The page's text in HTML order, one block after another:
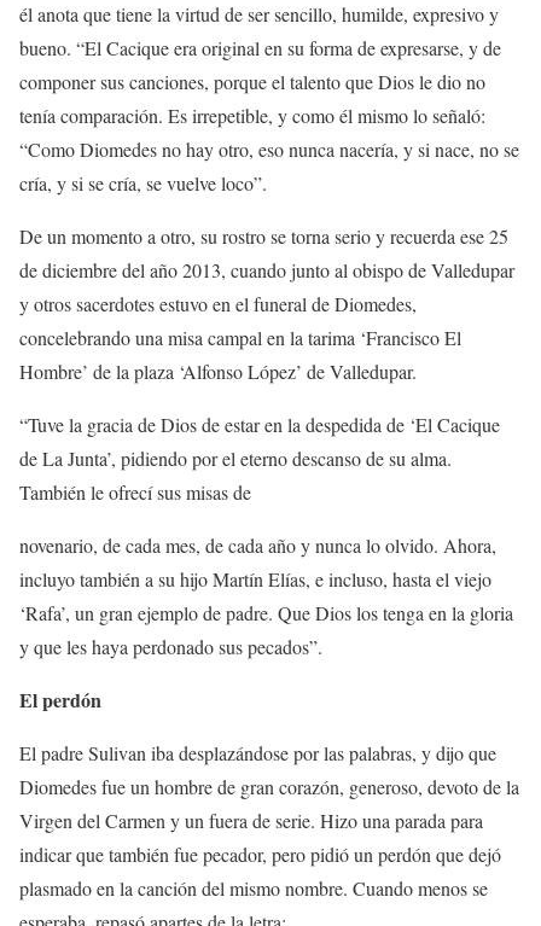
él anota que tiene la virtud de ser sencillo, humilde, expresivo y
bueno. “El Cacique era original en su forma de expresarse, y de
componer sus canciones, porque el talento que Dios le dio no
tenía comparación. Es irrepetible, y como él mismo lo señaló:
“Como Diomedes no hay otro, eso nunca nacería, y si nace, no se
cría, y si se cría, se vuelve loco”.
De un momento a otro, su rostro se torna serio y recuerda ese 25
de diciembre del año 2013, cuando junto al obispo de Valledupar
y otros sacerdotes estuvo en el funeral de Diomedes,
concelebrando una misa campal en la tarima ‘Francisco El
Hombre’ de la plaza ‘Alfonso López’ de Valledupar.
“Tuve la gracia de Dios de estar en la despedida de ‘El Cacique
de La Junta’, pidiendo por el eterno descanso de su alma.
También le ofrecí sus misas de
novenario, de cada mes, de cada año y nunca lo olvido. Ahora,
incluyo también a su hijo Martín Elías, e incluso, hasta el viejo
‘Rafa’, un gran ejemplo de padre. Que Dios los tenga en la gloria
y que les haya perdonado sus pecados”.
El perdón
El padre Sulivan iba desplazándose por las palabras, y dijo que
Diomedes fue un hombre de gran corazón, generoso, devoto de la
Virgen del Carmen y un fuera de serie. Hizo una parada para
indicar que también fue pecador, pero pidió un perdón que dejó
plasmado en la canción del mismo nombre. Cuando menos se